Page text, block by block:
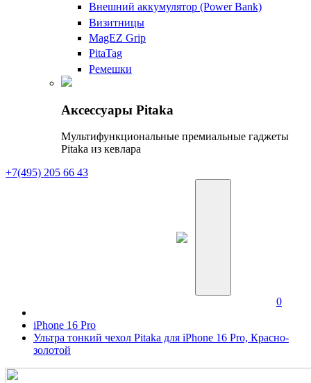
Внешний аккумулятор (Power Bank)
Визитницы
MagEZ Grip
PitaTag
Ремешки
Аксессуары Pitaka
Мультифункциональные премиальные гаджеты
Pitaka из кевлара
+7(495) 205 66 43
0
iPhone 16 Pro
Ультра тонкий чехол Pitaka для iPhone 16 Pro, Красно-
золотой